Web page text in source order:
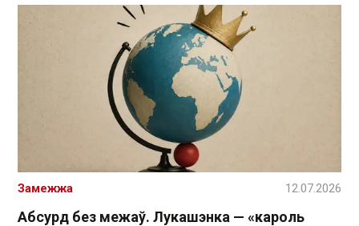
Абсурд без межаў. Лукашэнка — «кароль
Замежжа 12.07.2026